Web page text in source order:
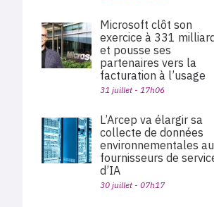
Microsoft clôt son
exercice à 331
et pousse ses
partenaires vers la
facturation à l’usage
31 juillet - 17h06
L’Arcep va élargir sa
collecte de données
environnementales
fournisseurs de
d’IA
30 juillet - 07h17